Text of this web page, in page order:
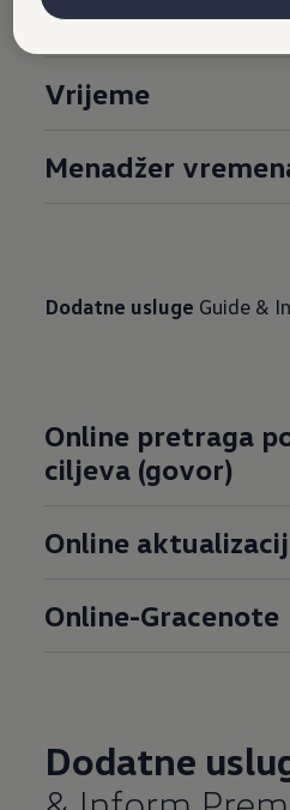
Novosti
Vrijeme
Menadžer
Dodatne usluge Guide &
Online pretraga
ciljeva (govor)
Online
Online-Gracenote
Dodatne